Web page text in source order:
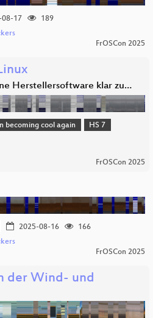
08-17
189
FrOSCon 2025
Herstellersoftware klar zu…
becoming cool again
HS 7
FrOSCon 2025
2025-08-16
166
FrOSCon 2025
der Wind- und